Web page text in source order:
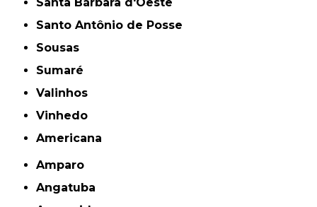
Santo Antônio de Posse
Sousas
Sumaré
Valinhos
Vinhedo
americana
Amparo
Angatuba